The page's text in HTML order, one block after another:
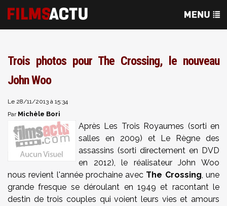
Trois photos pour The Crossing, le nouveau
John Woo
Le 28/11/2013 à 15:34
Par Michèle Bori
Après Les Trois Royaumes (sorti en
salles en 2009) et Le Règne des
assassins (sorti directement en DVD
en 2012), le réalisateur John Woo
nous revient l'année prochaine avec The Crossing, une
grande fresque se déroulant en 1949 et racontant le
destin de trois couples qui voient leurs vies et amours